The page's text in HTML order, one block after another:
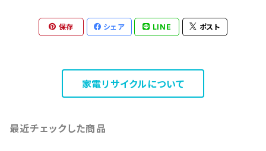
保存 シェア LINE ポスト
家電リサイクルについて
最近チェックした商品